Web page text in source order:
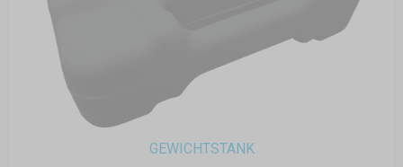
GEWICHTSTANK